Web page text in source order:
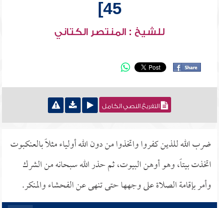
45]
للشيخ : المنتصر الكتاني
التفريغ النصي الكامل
ضرب الله للذين كفروا واتخذوا من دون الله أولياء مثلاً بالعنكبوت
اتخذت بيتاً، وهو أوهن البيوت، ثم حذر الله سبحانه من الشرك
وأمر بإقامة الصلاة على وجهها حتى تنهى عن الفحشاء والمنكر.